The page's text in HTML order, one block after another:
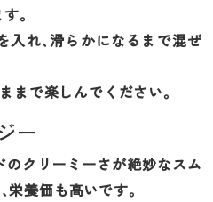
。
れ、滑らかになるまで混ぜ
まで楽しんでください。
ー
クリーミーさが絶妙なスム
栄養価も高いです。